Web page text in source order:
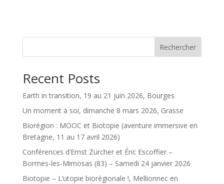
Rechercher
Recent Posts
Earth in transition, 19 au 21 juin 2026, Bourges
Un moment à soi, dimanche 8 mars 2026, Grasse
Biorégion : MOOC et Biotopie (aventure immersive en
Bretagne, 11 au 17 avril 2026)
Conférences d’Ernst Zürcher et Éric Escoffier –
Bormes-les-Mimosas (83) – Samedi 24 janvier 2026
Biotopie – L’utopie biorégionale !, Mellionnec en